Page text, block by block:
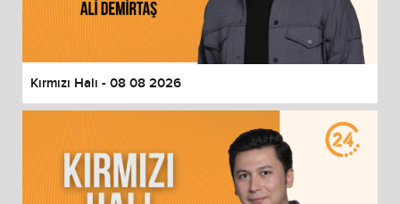
End of dialog window.
Kırmızı Halı - 08 08 2026